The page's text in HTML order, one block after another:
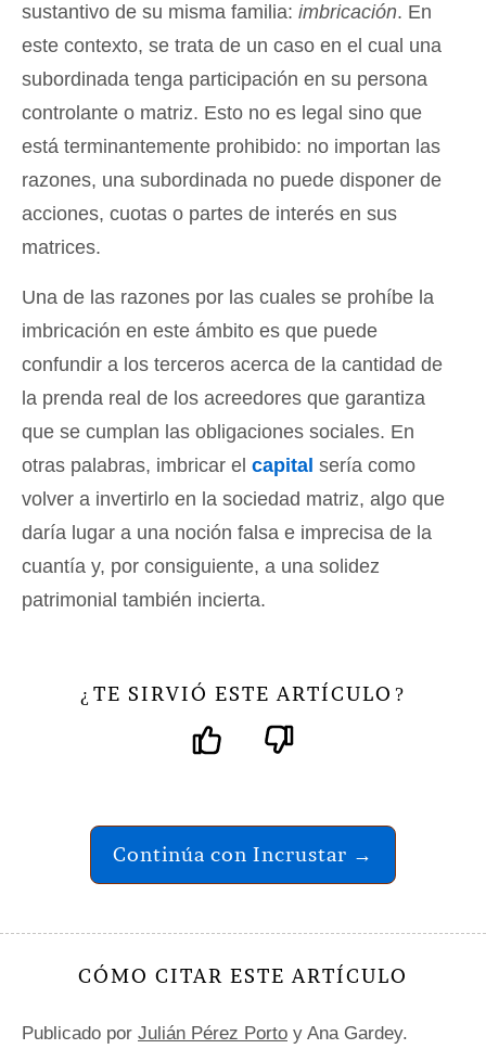
sustantivo de su misma familia: imbricación. En
este contexto, se trata de un caso en el cual una
subordinada tenga participación en su persona
controlante o matriz. Esto no es legal sino que
está terminantemente prohibido: no importan las
razones, una subordinada no puede disponer de
acciones, cuotas o partes de interés en sus
matrices.
Una de las razones por las cuales se prohíbe la
imbricación en este ámbito es que puede
confundir a los terceros acerca de la cantidad de
la prenda real de los acreedores que garantiza
que se cumplan las obligaciones sociales. En
otras palabras, imbricar el capital sería como
volver a invertirlo en la sociedad matriz, algo que
daría lugar a una noción falsa e imprecisa de la
cuantía y, por consiguiente, a una solidez
patrimonial también incierta.
¿ TE SIRVIÓ ESTE ARTÍCULO ?
Continúa con Incrustar →
CÓMO CITAR ESTE ARTÍCULO
Publicado por Julián Pérez Porto y Ana Gardey.